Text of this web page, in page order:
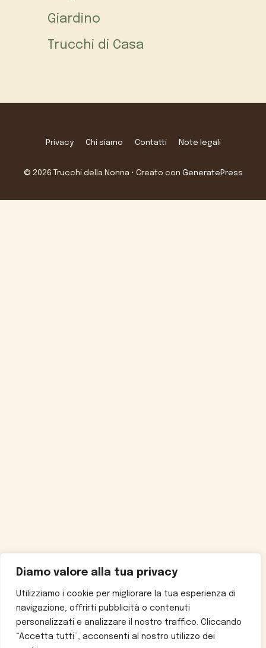
Diamo valore alla tua privacy
Utilizziamo i cookie per migliorare la tua esperienza di
navigazione, offrirti pubblicità o contenuti
personalizzati e analizzare il nostro traffico. Cliccando
“Accetta tutti”, acconsenti al nostro utilizzo dei
Giardino
Trucchi di Casa
Privacy Chi siamo Contatti Note legali
© 2026 Trucchi della Nonna • Creato con GeneratePress